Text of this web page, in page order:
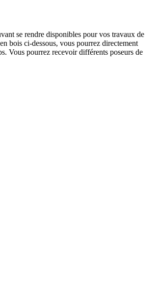
se rendre disponibles pour vos travaux de
bois ci-dessous, vous pourrez directement
Vous pourrez recevoir différents poseurs de